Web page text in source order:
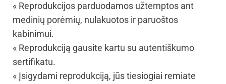
« Reprodukcijos parduodamos užtemptos ant
medinių porėmių, nulakuotos ir paruoštos
kabinimui.
« Reprodukciją gausite kartu su autentiškumo
sertifikatu.
« Įsigydami reprodukciją, jūs tiesiogiai remiate